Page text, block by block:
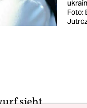
Foto:
sieht